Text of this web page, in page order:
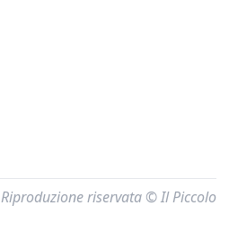
Riproduzione riservata © Il Piccolo